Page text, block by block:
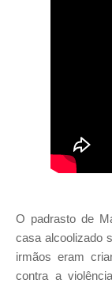
O padrasto de
casa alcoolizado
irmãos eram
contra a